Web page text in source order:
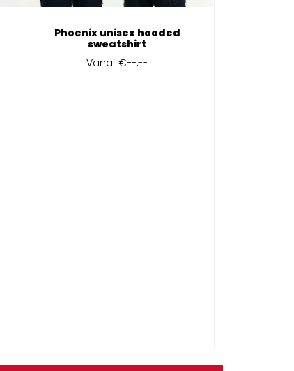
Phoenix unisex hooded
sweatshirt
Vanaf€--,--